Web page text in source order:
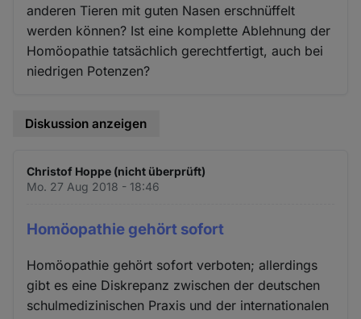
anderen Tieren mit guten Nasen erschnüffelt
werden können? Ist eine komplette Ablehnung der
Homöopathie tatsächlich gerechtfertigt, auch bei
niedrigen Potenzen?
Diskussion anzeigen
Christof Hoppe (nicht überprüft)
Mo. 27 Aug 2018 - 18:46
Homöopathie gehört sofort
Homöopathie gehört sofort verboten; allerdings
gibt es eine Diskrepanz zwischen der deutschen
schulmedizinischen Praxis und der internationalen